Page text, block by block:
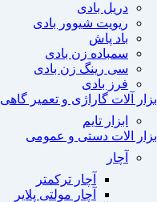
دریل بادی
ریویت شیوور بادی
باد پاش
سمباده زن بادی
سی رینگ زن بادی
فرز بادی
ابزار آلات گاراژی و تعمیر گاهی
ابزار تایم
ابزار الات دستی و عمومی
آچار
آچار ترکمتر
آچار مولتی پلایر